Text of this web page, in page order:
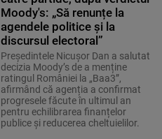
Moody's: „Să renunțe la
agendele politice şi la
discursul electoral”
Președintele Nicușor Dan a salutat
decizia Moody’s de a menține
ratingul României la „Baa3”,
afirmând că agenția a confirmat
progresele făcute în ultimul an
pentru echilibrarea finanțelor
publice și reducerea cheltuielilor.